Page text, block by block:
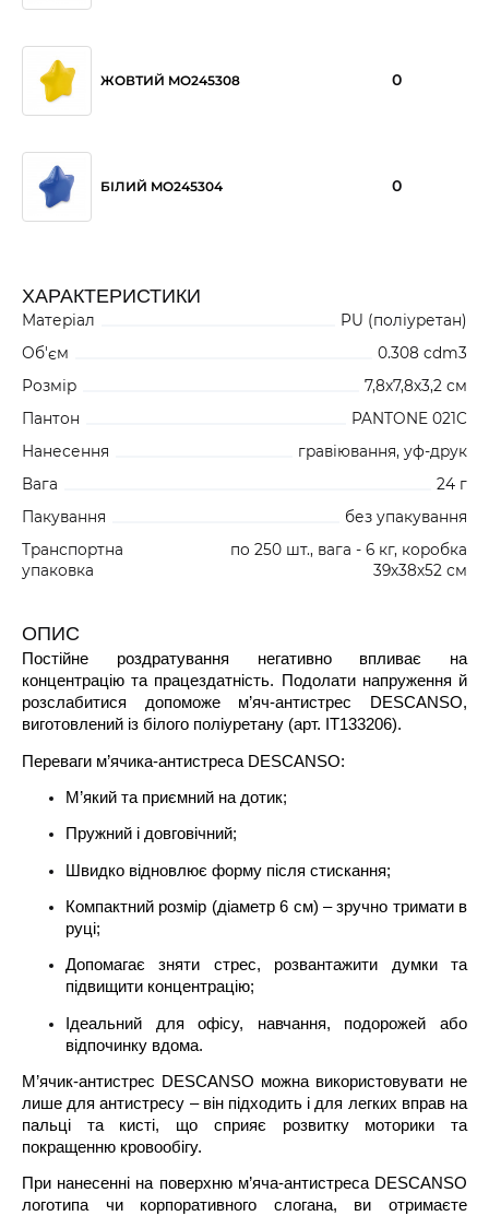
ЖОВТИЙ MO245308 0
БІЛИЙ MO245304 0
ХАРАКТЕРИСТИКИ
Матеріал
PU (поліуретан)
Об'єм
0.308 cdm3
Розмір
7,8x7,8x3,2 см
Пантон
PANTONE 021C
Нанесення
гравіювання, уф-друк
Вага
24 г
Пакування
без упакування
Транспортна
упаковка
по 250 шт., вага - 6 кг, коробка
39х38х52 см
ОПИС
Постійне роздратування негативно впливає на
концентрацію та працездатність. Подолати напруження й
розслабитися допоможе м’яч-антистрес DESCANSO,
виготовлений із білого поліуретану (арт. IT133206).
Переваги м’ячика-антистреса DESCANSO:
М’який та приємний на дотик;
Пружний і довговічний;
Швидко відновлює форму після стискання;
Компактний розмір (діаметр 6 см) – зручно тримати в
руці;
Допомагає зняти стрес, розвантажити думки та
підвищити концентрацію;
Ідеальний для офісу, навчання, подорожей або
відпочинку вдома.
М’ячик-антистрес DESCANSO можна використовувати не
лише для антистресу – він підходить і для легких вправ на
пальці та кисті, що сприяє розвитку моторики та
покращенню кровообігу.
При нанесенні на поверхню м’яча-антистреса DESCANSO
логотипа чи корпоративного слогана, ви отримаєте